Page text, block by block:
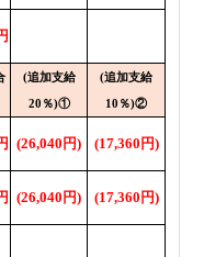
(追加支給
20％)①
(追加支給
10％)②
(26,040円) (17,360円)
(26,040円) (17,360円)